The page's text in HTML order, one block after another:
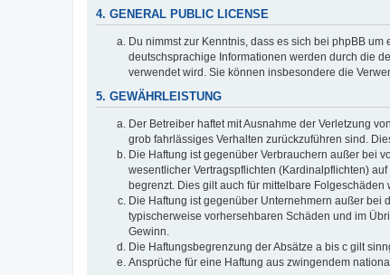
4. GENERAL PUBLIC LICENSE
Du nimmst zur Kenntnis, dass es sich bei phpBB um
deutschsprachige Informationen werden durch die
verwendet wird. Sie können insbesondere die
5. GEWÄHRLEISTUNG
Der Betreiber haftet mit Ausnahme der Verletzung
grob fahrlässiges Verhalten zurückzuführen sind.
Die Haftung ist gegenüber Verbrauchern außer bei
wesentlicher Vertragspflichten (Kardinalpflichten)
begrenzt. Dies gilt auch für mittelbare
Die Haftung ist gegenüber Unternehmern außer bei
typischerweise vorhersehbaren Schäden und im
Gewinn.
Die Haftungsbegrenzung der Absätze a bis c gilt
Ansprüche für eine Haftung aus zwingendem